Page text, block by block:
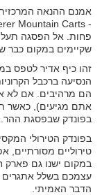
אמנם ההנאה
פחות. אל הפסגה
שקיימים במקום כבר
זהו כיף אדיר לטפס
הנסיעה ברכבל
הם מרהיבים. אם לא
אתם מגיעים), כאשר
בפונדק שבפסגת ההר.
בפונדק הטירולי
טירוליים מסורתיים,
במקום ישנו גם
עצמכם בשלל אתגרים
הדבר האמיתי.